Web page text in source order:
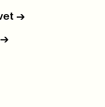
->
->